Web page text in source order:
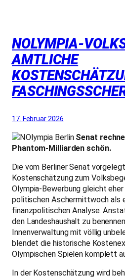
NOLYMPIA-
AMTLICHE
17. Februar 2026
Senat
Phantom-Milliarden schön.
Die vom Berliner Senat
Kostenschätzung zum
Olympia-Bewerbung gleicht
politischen Aschermittwoch als
finanzpolitischen Analyse.
den Landeshaushalt zu
Innenverwaltung mit völlig
blendet die historische
Olympischen Spielen komplett
In der Kostenschätzung wird